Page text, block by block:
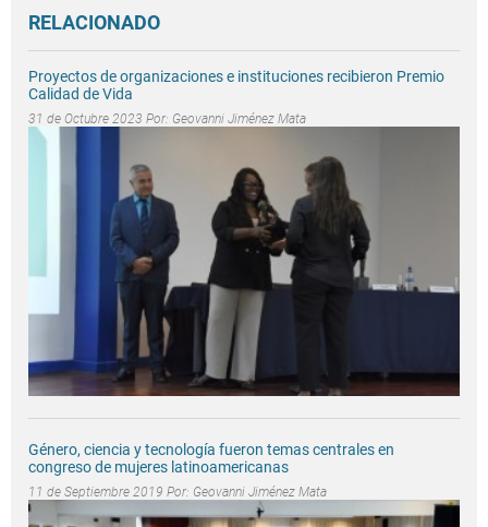
RELACIONADO
Proyectos de organizaciones e instituciones recibieron Premio
Calidad de Vida
31 de Octubre 2023 Por: Geovanni Jiménez Mata
Género, ciencia y tecnología fueron temas centrales en
congreso de mujeres latinoamericanas
11 de Septiembre 2019 Por: Geovanni Jiménez Mata